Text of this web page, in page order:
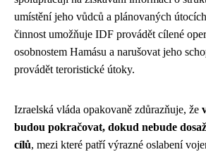
umístění jeho vůdců a plánovaných
činnost umožňuje IDF provádět cílené
osobnostem Hamásu a narušovat jeho
provádět teroristické útoky.
Izraelská vláda opakovaně zdůrazňuje, že
budou pokračovat, dokud nebude
cílů, mezi které patří výrazné oslabení